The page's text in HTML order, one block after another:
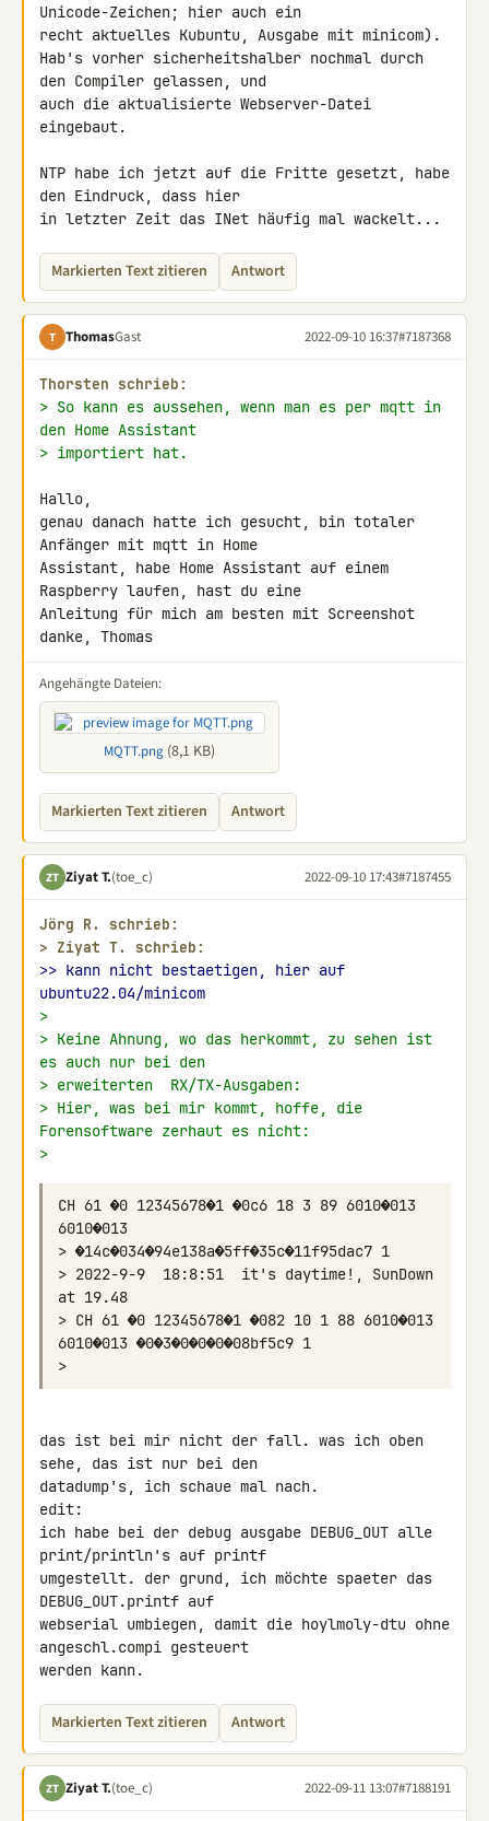
Unicode-Zeichen; hier auch ein
recht aktuelles Kubuntu, Ausgabe mit minicom).
Hab's vorher sicherheitshalber nochmal durch
den Compiler gelassen, und
auch die aktualisierte Webserver-Datei
eingebaut.
NTP habe ich jetzt auf die Fritte gesetzt, habe
den Eindruck, dass hier
in letzter Zeit das INet häufig mal wackelt...
Markierten Text zitieren Antwort
T ThomasGast 2022-09-10 16:37#7187368
Thorsten schrieb:
> So kann es aussehen, wenn man es per mqtt in
den Home Assistant
> importiert hat.
Hallo,
genau danach hatte ich gesucht, bin totaler
Anfänger mit mqtt in Home
Assistant, habe Home Assistant auf einem
Raspberry laufen, hast du eine
Anleitung für mich am besten mit Screenshot
danke, Thomas
Angehängte Dateien:
MQTT.png (8,1 KB)
Markierten Text zitieren Antwort
ZT Ziyat T.(toe_c) 2022-09-10 17:43#7187455
Jörg R. schrieb:
> Ziyat T. schrieb:
>> kann nicht bestaetigen, hier auf
ubuntu22.04/minicom
>
> Keine Ahnung, wo das herkommt, zu sehen ist
es auch nur bei den
> erweiterten  RX/TX-Ausgaben:
> Hier, was bei mir kommt, hoffe, die
Forensoftware zerhaut es nicht:
>
CH 61 �0 12345678�1 �0c6 18 3 89 6010�013
> 2022-9-9  18:8:51  it's daytime!, SunDown
> CH 61 �0 12345678�1 �082 10 1 88 6010�013
das ist bei mir nicht der fall. was ich oben
sehe, das ist nur bei den
datadump's, ich schaue mal nach.
edit:
ich habe bei der debug ausgabe DEBUG_OUT alle
print/println's auf printf
umgestellt. der grund, ich möchte spaeter das
DEBUG_OUT.printf auf
webserial umbiegen, damit die hoylmoly-dtu ohne
angeschl.compi gesteuert
werden kann.
Markierten Text zitieren Antwort
ZT Ziyat T.(toe_c) 2022-09-11 13:07#7188191